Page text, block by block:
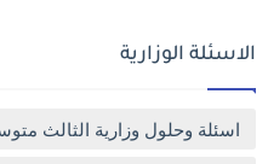
الاسئلة الوزارية
اسئلة وحلول وزارية الثالث